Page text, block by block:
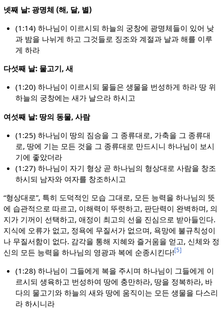
넷째 날: 광명체 (해, 달, 별)
(1:14) 하나님이 이르시되 하늘의 궁창에 광명체들이 있어 낮
과 밤을 나뉘게 하고 그것들로 징조와 계절과 날과 해를 이루
게 하라
다섯째 날: 물고기, 새
(1:20) 하나님이 이르시되 물들은 생물을 번성하게 하라 땅 위
하늘의 궁창에는 새가 날으라 하시고
여섯째 날: 땅의 동물, 사람
(1:25) 하나님이 땅의 짐승을 그 종류대로, 가축을 그 종류대
로, 땅에 기는 모든 것을 그 종류대로 만드시니 하나님이 보시
기에 좋았더라
(1:27) 하나님이 자기 형상 곧 하나님의 형상대로 사람을 창조
하시되 남자와 여자를 창조하시고
“형상대로”, 특히 도덕적인 모습 그대로, 모든 능력을 하나님의 뜻
에 습관적으로 따르고, 이해력이 뚜렷하고, 판단력이 완벽하며, 의
지가 기꺼이 선택하고, 애정이 최고의 선을 진심으로 받아들인다.
지식에 오류가 없고, 정욕에 무질서가 없으며, 욕망에 불규칙성이
나 무질서함이 없다. 감각을 통해 지혜와 즐거움을 얻고, 신체와 정
신의 모든 능력을 하나님의 영광과 복에 순종시킨다![5]
(1:28) 하나님이 그들에게 복을 주시며 하나님이 그들에게 이
르시되 생육하고 번성하여 땅에 충만하라, 땅을 정복하라, 바
다의 물고기와 하늘의 새와 땅에 움직이는 모든 생물을 다스리
라 하시니라